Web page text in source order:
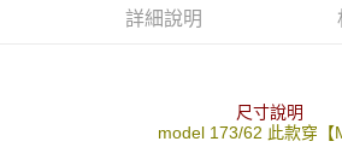
※ 交易是否成功請以「AFTEE先享後付 」之結
１．透過由恩沛科技股份有限公司提供之「
先付款後7-11取貨
每筆NT$120，滿NT$3,000(含以上)免運費
詳細說明
尺寸說明
model 173/62 此款穿【